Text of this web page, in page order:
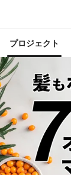
プロジェクト